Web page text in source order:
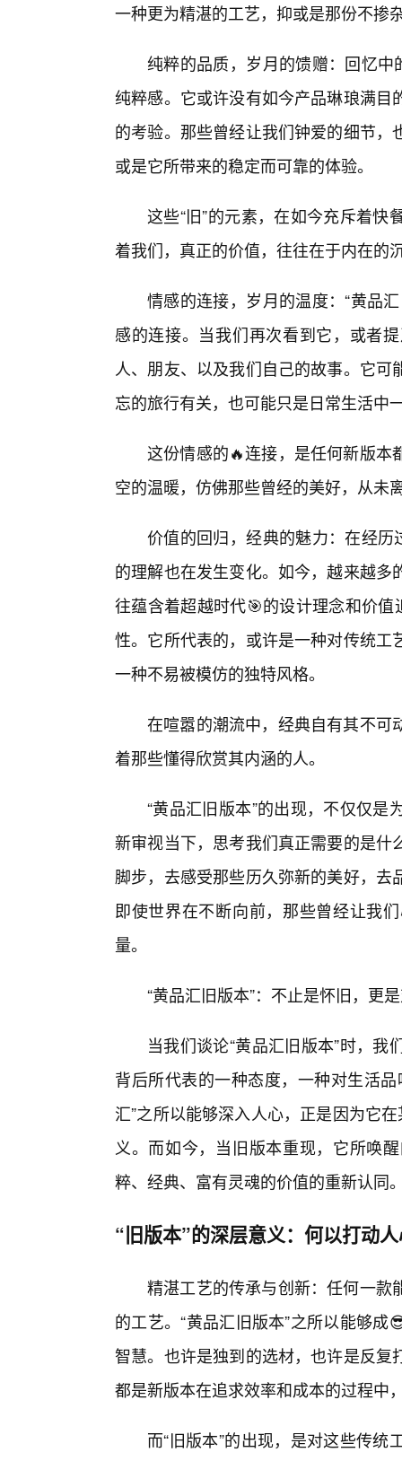
一种更为精湛的工艺，抑或是那份不掺
纯粹的品质，岁月的馈赠：回忆中
纯粹感。它或许没有如今产品琳琅满
的考验。那些曾经让我们钟爱的细节
或是它所带来的稳定而可靠的体验。
这些“旧”的元素，在如今充斥着
着我们，真正的价值，往往在于内在的
情感的连接，岁月的温度：“黄品
感的连接。当我们再次看到它，或者
人、朋友、以及我们自己的故事。它
忘的旅行有关，也可能只是日常生活中
这份情感的🔥连接，是任何新版本
空的温暖，仿佛那些曾经的美好，从未
价值的回归，经典的魅力：在经历
的理解也在发生变化。如今，越来越
往蕴含着超越时代🎯的设计理念和价
性。它所代表的，或许是一种对传统
一种不易被模仿的独特风格。
在喧嚣的潮流中，经典自有其不可
着那些懂得欣赏其内涵的人。
“黄品汇旧版本”的出现，不仅仅
新审视当下，思考我们真正需要的是
脚步，去感受那些历久弥新的美好，
即使世界在不断向前，那些曾经让我
量。
“黄品汇旧版本”：不止是怀旧，更
当我们谈论“黄品汇旧版本”时，
背后所代表的一种态度，一种对生活
汇”之所以能够深入人心，正是因为它
义。而如今，当旧版本重现，它所唤
粹、经典、富有灵魂的价值的重新认同
“旧版本”的深层意义：何以打动
精湛工艺的传承与创新：任何一款
的工艺。“黄品汇旧版本”之所以能够
智慧。也许是独到的选材，也许是反
都是新版本在追求效率和成本的过程中
而“旧版本”的出现，是对这些传